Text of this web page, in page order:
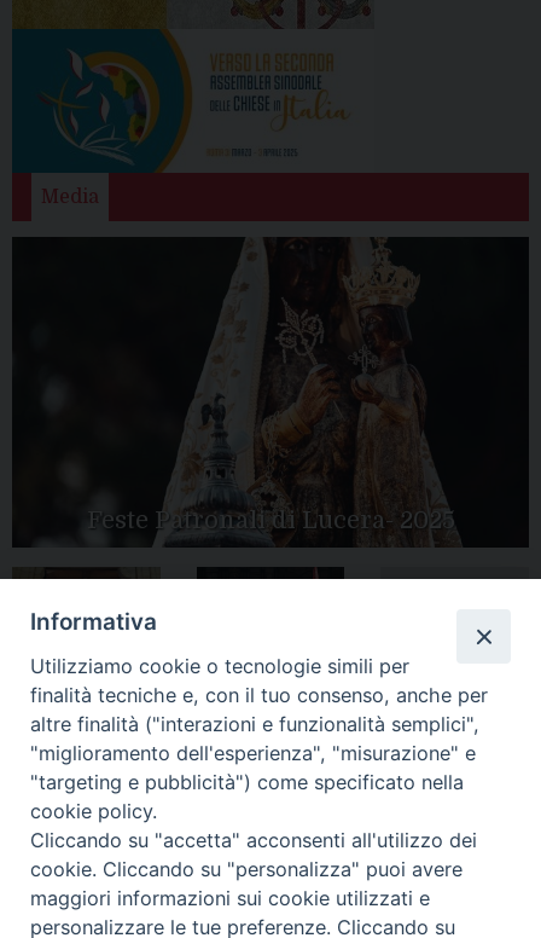
Media
Feste Patronali di Lucera- 2025
Apertura Anno
Giubilare 2025
Mariae in Diocesi
Tutte le gallery
CONTATTI:
LUCERA: Piazza Duomo, 13 - 71036 Lucera (FG) − tel.
0881/520882 - e-mail: info@diocesiluceratroia.it
Segreteria del
Vescovo: tel/fax 0881/522244 - e-mail:
vescovo@diocesiluceratroia.it
TROIA : Piazza Episcopio - 71029 Troia (FG) − tel. 0881/977051
Informativa
Utilizziamo cookie o tecnologie simili per
finalità tecniche e, con il tuo consenso, anche per
altre finalità ("interazioni e funzionalità semplici",
"miglioramento dell'esperienza", "misurazione" e
"targeting e pubblicità") come specificato nella
cookie policy.
Cliccando su "accetta" acconsenti all'utilizzo dei
cookie. Cliccando su "personalizza" puoi avere
maggiori informazioni sui cookie utilizzati e
personalizzare le tue preferenze. Cliccando su